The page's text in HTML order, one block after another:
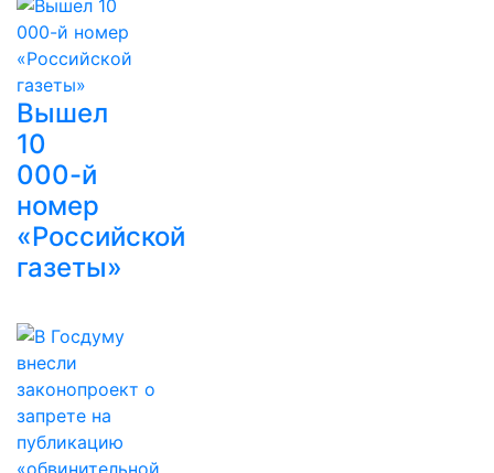
Вышел
10
000-й
номер
«Российской
газеты»